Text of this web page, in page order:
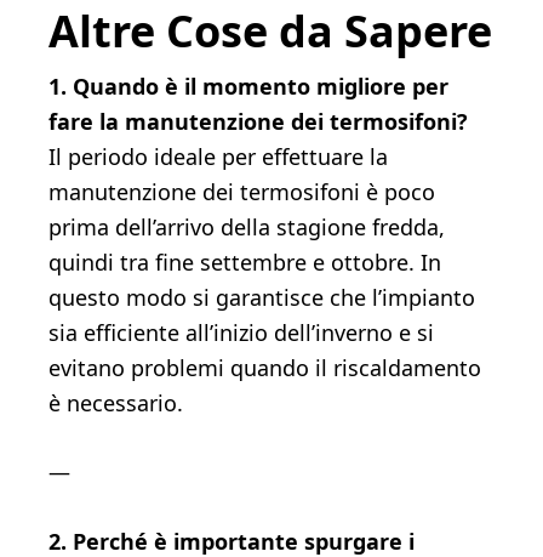
Altre Cose da Sapere
1. Quando è il momento migliore per
fare la manutenzione dei termosifoni?
Il periodo ideale per effettuare la
manutenzione dei termosifoni è poco
prima dell’arrivo della stagione fredda,
quindi tra fine settembre e ottobre. In
questo modo si garantisce che l’impianto
sia efficiente all’inizio dell’inverno e si
evitano problemi quando il riscaldamento
è necessario.
—
2. Perché è importante spurgare i